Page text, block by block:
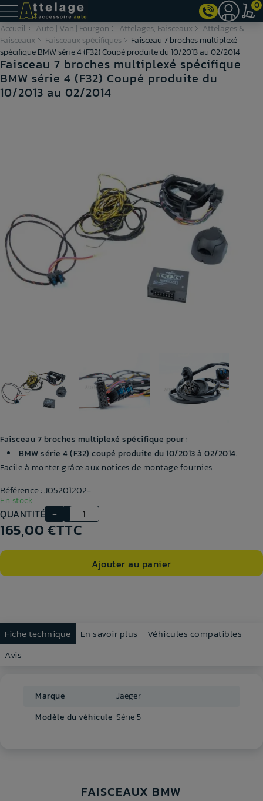
0
Accueil
Auto | Van | Fourgon Attelages, Faisceaux
Attelages &
Faisceaux
Faisceaux spécifiques
Faisceau 7 broches multiplexé
spécifique BMW série 4 (F32) Coupé produite du 10/2013 au 02/2014
Faisceau 7 broches multiplexé spécifique
BMW série 4 (F32) Coupé produite du
10/2013 au 02/2014
Faisceau 7 broches multiplexé spécifique pour :
BMW série 4 (F32) coupé produite du 10/2013 à 02/2014.
Facile à monter grâce aux notices de montage fournies.
QUANTITÉ
En stock
Référence : J05201202-
165,00 €TTC
Ajouter au panier
Fiche technique En savoir plus
Véhicules compatibles
Avis
Marque
Jaeger
Modèle du véhicule Série 5
FAISCEAUX BMW